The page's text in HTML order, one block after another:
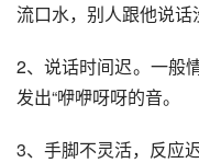
流口水，别人跟他说话
2、说话时间迟。一般
发出“咿咿呀呀的音。
3、手脚不灵活，反应